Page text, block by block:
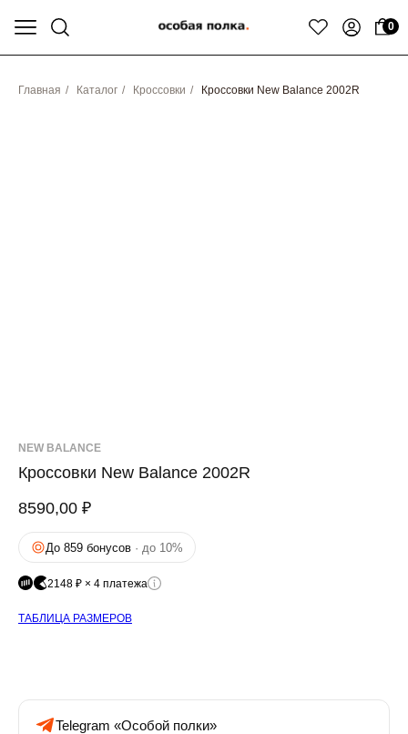
0
Главная / Каталог / Кроссовки / Кроссовки New Balance 2002R
Кроссовки New Balance 2002R
NEW BALANCE
8590,00 ₽
До 859 бонусов · до 10%
2148 ₽ × 4 платежа
ТАБЛИЦА РАЗМЕРОВ
Telegram «Особой полки»